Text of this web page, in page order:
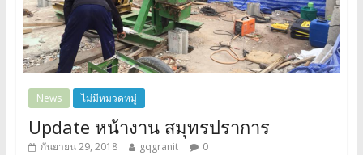
News ไม่มีหมวดหมู่
Update หน้างาน สมุทรปราการ
กันยายน 29, 2018 gqgranit 0